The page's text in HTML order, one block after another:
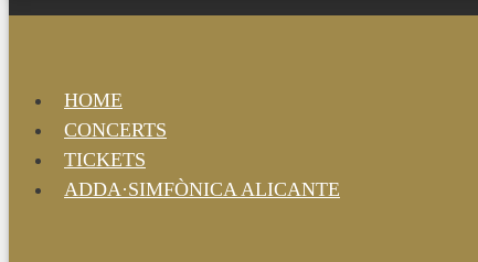
HOME
CONCERTS
TICKETS
ADDA·SIMFÒNICA ALICANTE